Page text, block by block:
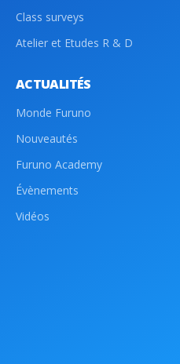
Class surveys
Atelier et Etudes R & D
ACTUALITÉS
Monde Furuno
Nouveautés
Furuno Academy
Évènements
Vidéos